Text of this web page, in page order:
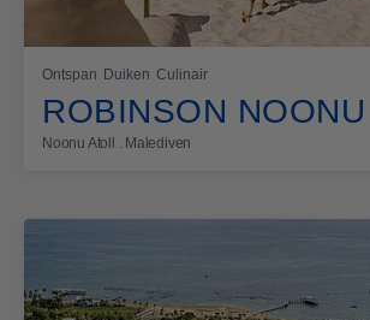
Ontspan Duiken Culinair
ROBINSON NOONU
Noonu Atoll . Malediven